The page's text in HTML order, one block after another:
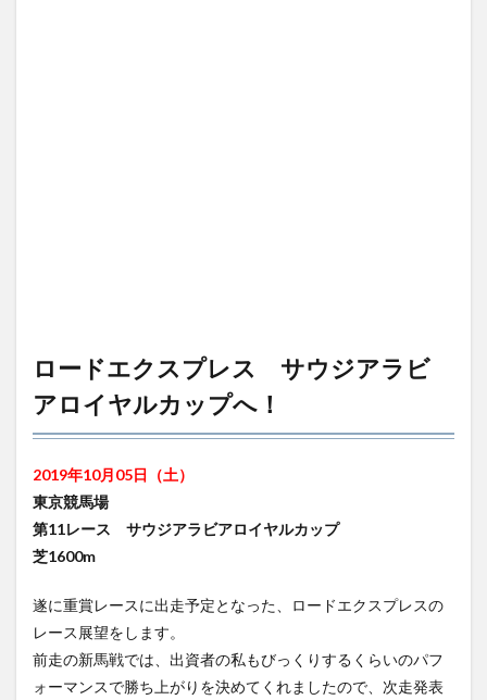
ロードエクスプレス サウジアラビ
アロイヤルカップへ！
2019年10月05日（土）
東京競馬場
第11レース サウジアラビアロイヤルカップ
芝1600m
遂に重賞レースに出走予定となった、ロードエクスプレスの
レース展望をします。
前走の新馬戦では、出資者の私もびっくりするくらいのパフ
ォーマンスで勝ち上がりを決めてくれましたので、次走発表